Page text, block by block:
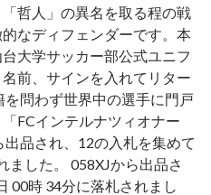
哲人」の異名を取る程の戦
なディフェンダーです。本
大学サッカー部公式ユニフ
前、サインを入れてリター
問わず世界中の選手に門戸
FCインテルナツィオナー
品され、12の入札を集めて
ました。 058XJから出品さ
00時 34分に落札されまし